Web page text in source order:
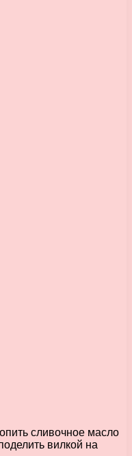
сливочное масло
вилкой на